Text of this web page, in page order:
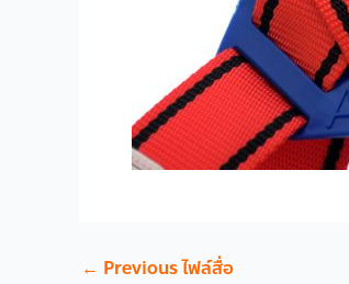
← Previous ไฟล์สื่อ